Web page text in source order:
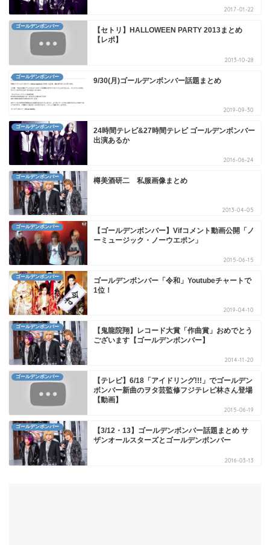
2017-01-22
ゴールデンボンバー
【セトリ】HALLOWEEN PARTY 2013まとめ
【レポ】
2013-10-28
ゴールデンボンバー 9/30(月)ゴールデンボンバー話題まとめ
2019-09-30
ゴールデンボンバー
24時間テレビ&27時間テレビ ゴールデンボンバー
出演あるか
2016-06-24
ゴールデンボンバー 樽美酒研二 私服画像まとめ
2013-04-05
ゴールデンボンバー
【ゴールデンボンバー】Vifコメント動画公開「ノ
ーミュージック・ノーウエポン」
2015-06-15
ゴールデンボンバー
ゴールデンボンバー「令和」Youtubeチャートで
1位！
2019-04-10
ゴールデンボンバー
【鬼龍院翔】レコード大賞「作曲賞」おめでとう
ございます【ゴールデンボンバー】
2014-11-20
ゴールデンボンバー
【テレビ】6/18「アイドリング!!!」でゴールデン
ボンバー新曲のヲタ芸監修フジテレビ林さん登場
【動画】
2015-06-19
ゴールデンボンバー
【3/12・13】ゴールデンボンバー話題まとめ サ
ザンオールスターズとゴールデンボンバー
2016-03-13